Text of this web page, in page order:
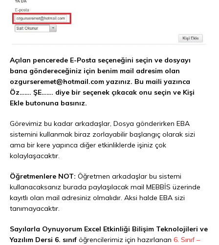
Açılan pencerede E-Posta seçeneğini seçin ve dosyayı
bana göndereceğiniz için benim mail adresim olan
ozgurseremet@hotmail.com yazınız. Bu maili yazınca
Öz……. ŞE……. diye bir seçenek çıkacak onu seçin ve Kişi
Ekle butonuna basınız.
Görevimiz bu kadar arkadaşlar, Dosya gönderirken EBA
sistemini kullanmak biraz zorlayabilir başlangıç olarak sizi
ama bir kere yapınca diğer etkinliklerde işiniz çok
kolaylaşacaktır.
Öğretmenlere NOT: Öğretmen arkadaşlar bu sistemi
kullanacaksanız burada paylaşılacak mail MEBBİS üzerinde
kayıtlı olan mail adresiniz olmalıdır. Aksi halde EBA sizi
tanımayacaktır.
Sayılarla Oynuyorum Excel Etkinliği Bilişim Teknolojileri ve
Yazılım Dersi 6. sınıf öğrencilerimiz için hazırlanan 6. Sınıf –